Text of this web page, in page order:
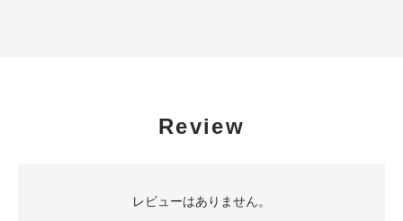
Review
レビューはありません。